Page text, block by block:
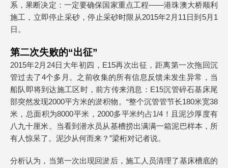
系，果断决定：一定要确保国家重点工程——港珠澳大桥顺利
施工，立即停止采砂，停止采砂时限从2015年2月11日到5月1
日。
第二次失败的“出征”
2015年2月24日大年初四，E15再次出征，距离第一次拖回沉
管过去了4个多月。之前收集的所有信息反馈未发生异常，当
船队即将到达施工区时，前方传来消息：E15沉管碎石基床尾
部突然发现2000平方米的淤积物。“整个沉管管节长180米宽38
米，总面积为8000平米，2000多平米约占1/4！且泥沙厚度有
八九十厘米。当看到潜水员从基槽捞出满满一箱泥巴样本，所
有人惊呆了。泥沙从何而来？”梁桁对记者说。
分析认为，当第一次出现回淤后，施工人员清理了基床槽底的